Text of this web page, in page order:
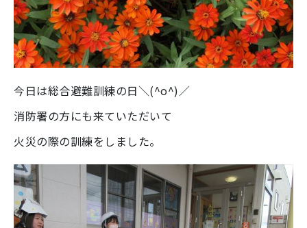
今日は総合避難訓練の日＼(^o^)／
消防署の方にも来ていただいて
火災の際の訓練をしました。